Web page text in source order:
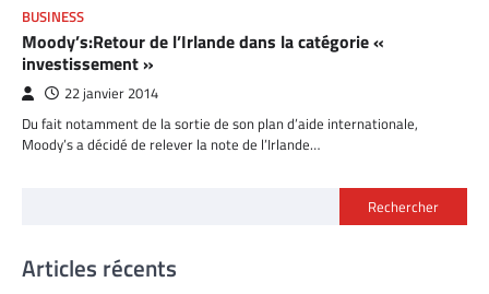
BUSINESS
Moody’s:Retour de l’Irlande dans la catégorie «
investissement »
22 janvier 2014
Du fait notamment de la sortie de son plan d’aide internationale,
Moody’s a décidé de relever la note de l’Irlande…
Rechercher
Articles récents